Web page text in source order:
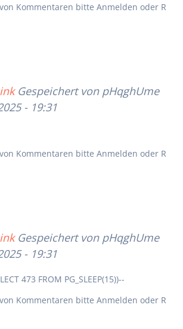
Kommentaren bitte Anmelden oder R
Gespeichert von pHqghUme
- 19:31
Kommentaren bitte Anmelden oder R
Gespeichert von pHqghUme
- 19:31
473 FROM PG_SLEEP(15))--
Kommentaren bitte Anmelden oder R